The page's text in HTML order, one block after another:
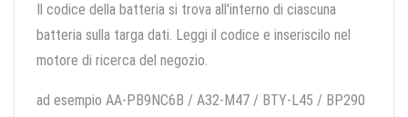
Il codice della batteria si trova all'interno di ciascuna
batteria sulla targa dati. Leggi il codice e inseriscilo nel
motore di ricerca del negozio.
ad esempio AA-PB9NC6B / A32-M47 / BTY-L45 / BP290